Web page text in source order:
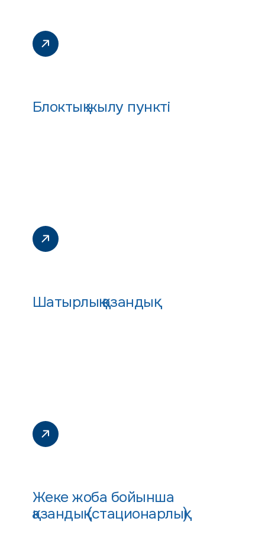
Блоктық жылу пункті
Шатырлық қазандық
Жеке жоба бойынша
қазандық (стационарлық)